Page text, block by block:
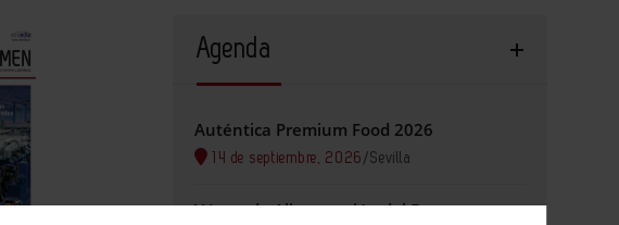
Agenda
Auténtica Premium Food 2026
14 de septiembre, 2026 /Sevilla
V Jornada Alimentación del Futuro